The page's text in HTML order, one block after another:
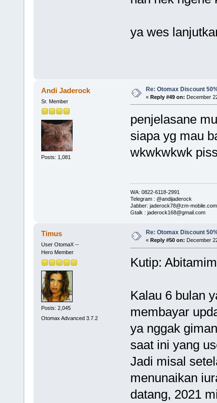
ya wes
Andi Jaderock
Sr. Member
Posts: 1,081
Re: Otomax Discount
« Reply #49 on: December
penjelasane
siapa yg mau
wkwkwkwk
WA: 0822-6118-2991
Telegram : @andijaderock
Jabber: jaderock78@zm-mobile.com
Gtalk : jaderock168@gmail.com
Timus
User OtomaX --
Hero Member
Posts: 2,045
Otomax Advanced 3.7.2
Re: Otomax Discount
« Reply #50 on: December
Kutip: Abitamim
Kalau 6 bulan
membayar
ya nggak
saat ini yang
Jadi misal
menunaikan
datang, 2021